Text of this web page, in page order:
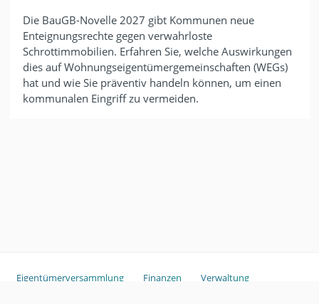
Die BauGB-Novelle 2027 gibt Kommunen neue
Enteignungsrechte gegen verwahrloste
Schrottimmobilien. Erfahren Sie, welche Auswirkungen
dies auf Wohnungseigentümergemeinschaften (WEGs)
hat und wie Sie präventiv handeln können, um einen
kommunalen Eingriff zu vermeiden.
Eigentümerversammlung Finanzen
Verwaltung